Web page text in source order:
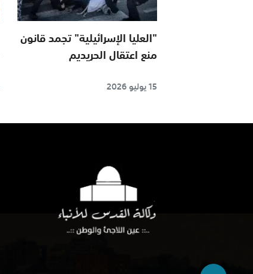
"العليا الإسرائيلية" تجمد قانون
منع اعتقال الحريديم
15 يوليو 2026